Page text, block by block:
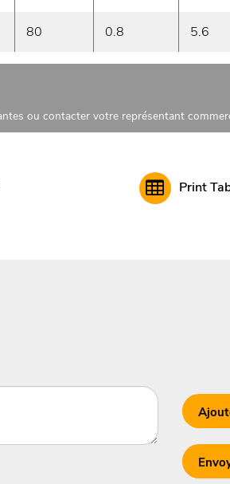
80 0.8 5.6
ou contacter votre représentant
Print